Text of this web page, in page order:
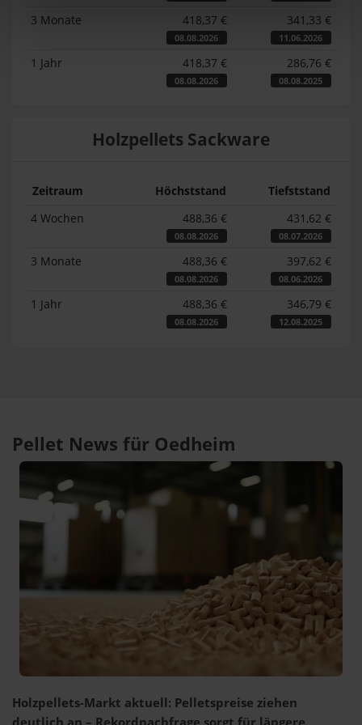
3 Monate 418,37 €
08.08.2026
341,33 €
11.06.2026
1 Jahr 418,37 €
08.08.2026
286,76 €
08.08.2025
Holzpellets Sackware
Zeitraum Höchststand
Tiefststand
4 Wochen
488,36 €
08.08.2026
431,62 €
08.07.2026
3 Monate 488,36 €
08.08.2026
397,62 €
08.06.2026
1 Jahr 488,36 €
08.08.2026
346,79 €
12.08.2025
Pellet News für Oedheim
Holzpellets-Markt aktuell: Pelletspreise ziehen